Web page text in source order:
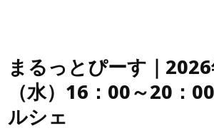
まるっとぴーす｜
（水）16：00～20：
ルシェ